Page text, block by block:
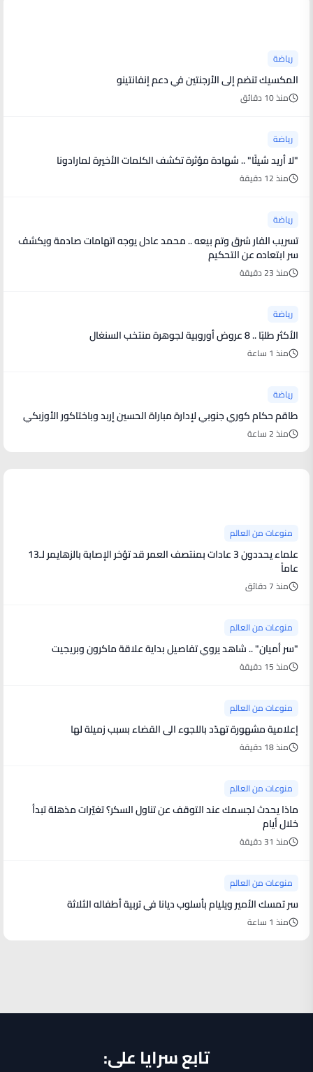
رياضة
المكسيك تنضم إلى الأرجنتين في دعم إنفانتينو
منذ 10 دقائق
رياضة
"لا أريد شيئًا" .. شهادة مؤثرة تكشف الكلمات الأخيرة لمارادونا
منذ 12 دقيقة
رياضة
تسريب الفار سُرق وتم بيعه .. محمد عادل يوجه اتهامات صادمة ويكشف
سر ابتعاده عن التحكيم
منذ 23 دقيقة
رياضة
الأكثر طلبًا .. 8 عروض أوروبية لجوهرة منتخب السنغال
منذ 1 ساعة
رياضة
طاقم حكام كوري جنوبي لإدارة مباراة الحسين إربد وباختاكور الأوزبكي
منذ 2 ساعة
منوعات من العالم
علماء يحددون 3 عادات بمنتصف العمر قد تؤخر الإصابة بالزهايمر لـ13
عاماً
منذ 7 دقائق
منوعات من العالم
"سر أميان" .. شاهد يروي تفاصيل بداية علاقة ماكرون وبريجيت
منذ 15 دقيقة
منوعات من العالم
إعلامية مشهورة تهدّد باللجوء الى القضاء بسبب زميلة لها
منذ 18 دقيقة
منوعات من العالم
ماذا يحدث لجسمك عند التوقف عن تناول السكر؟ تغيّرات مذهلة تبدأ
خلال أيام
منذ 31 دقيقة
منوعات من العالم
سر تمسك الأمير ويليام بأسلوب ديانا في تربية أطفاله الثلاثة
منذ 1 ساعة
تابع سرايا على: